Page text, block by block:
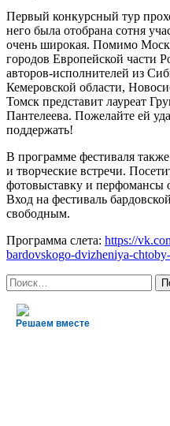
Первый конкурсный тур
него была отобрана сотня
очень широкая. Помимо
городов Европейской части
авторов-исполнителей из
Кемеровской области,
Томск представит лауреат
Пантелеева. Пожелайте ей
поддержать!
В программе фестиваля
и творческие встречи.
фотовыставку и перфомансы
Вход на фестиваль
свободным.
Программа слета: https://
bardovskogo-dvizheniya-
Найти:
Решаем вместе